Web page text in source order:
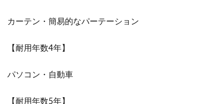
カーテン・簡易的なパーテーション
【耐用年数4年】
パソコン・自動車
【耐用年数5年】